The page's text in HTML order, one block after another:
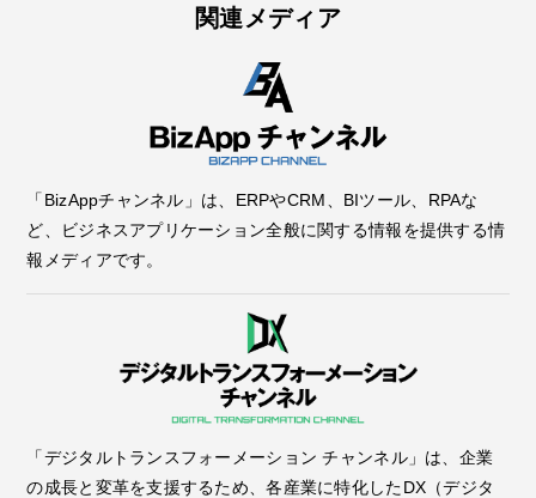
関連メディア
「BizAppチャンネル」は、ERPやCRM、BIツール、RPAな
ど、ビジネスアプリケーション全般に関する情報を提供する情
報メディアです。
「デジタルトランスフォーメーション チャンネル」は、企業
の成長と変革を支援するため、各産業に特化したDX（デジタ